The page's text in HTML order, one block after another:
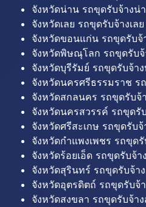
จังหวัดน่าน รถขุดรับจ้างน่
จังหวัดเลย รถขุดรับจ้างเล
จังหวัดขอนแก่น รถขุดรับ
จังหวัดพิษณุโลก รถขุดรับ
จังหวัดบุรีรัมย์ รถขุดรับจ้า
จังหวัดนครศรีธรรมราช ร
จังหวัดสกลนคร รถขุดรับ
จังหวัดนครสวรรค์ รถขุดรั
จังหวัดศรีสะเกษ รถขุดรับ
จังหวัดกำแพงเพชร รถขุด
จังหวัดร้อยเอ็ด รถขุดรับจ้า
จังหวัดสุรินทร์ รถขุดรับจ้า
จังหวัดอุตรดิตถ์ รถขุดรับจ้
จังหวัดสงขลา รถขุดรับจ้า